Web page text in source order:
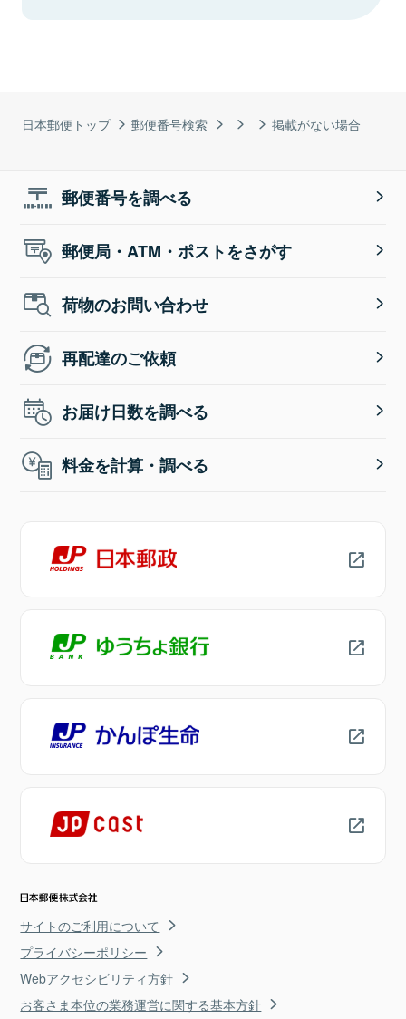
日本郵便トップ 郵便番号検索 掲載がない場合
郵便番号を調べる
郵便局・ATM・ポストをさがす
荷物のお問い合わせ
再配達のご依頼
お届け日数を調べる
料金を計算・調べる
サイトのご利用について
プライバシーポリシー
Webアクセシビリティ方針
お客さま本位の業務運営に関する基本方針